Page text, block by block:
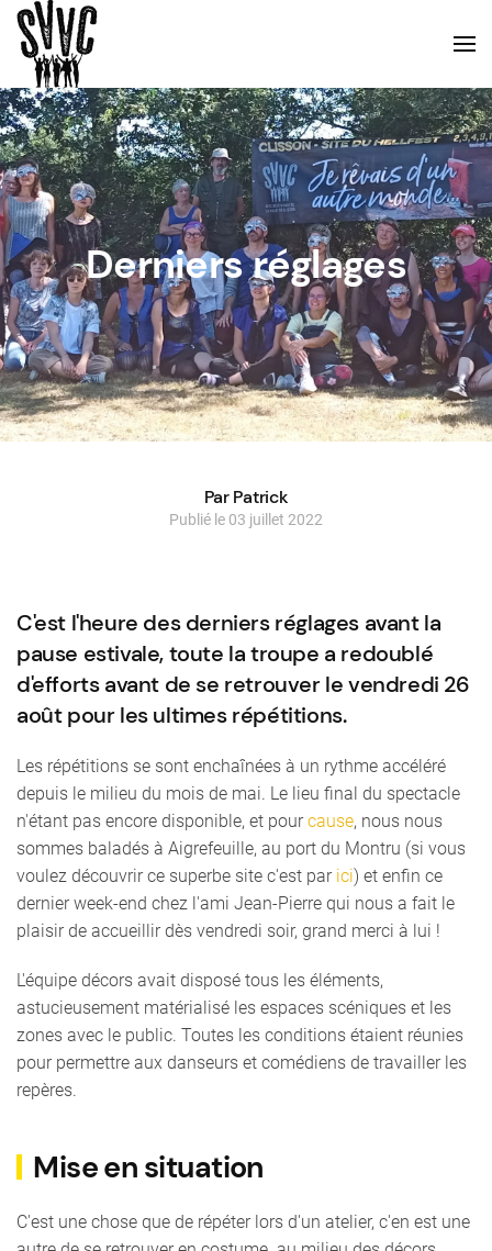
Derniers réglages
Par Patrick
Publié le 03 juillet 2022
C'est l'heure des derniers réglages avant la
pause estivale, toute la troupe a redoublé
d'efforts avant de se retrouver le vendredi 26
août pour les ultimes répétitions.
Les répétitions se sont enchaînées à un rythme accéléré
depuis le milieu du mois de mai. Le lieu final du spectacle
n'étant pas encore disponible, et pourcause, nous nous
sommes baladés à Aigrefeuille, au port du Montru (si vous
voulez découvrir ce superbe site c'est par ici) et enfin ce
dernier week-end chez l'ami Jean-Pierre qui nous a fait le
plaisir de accueillir dès vendredi soir, grand merci à lui !
L'équipe décors avait disposé tous les éléments,
astucieusement matérialisé les espaces scéniques et les
zones avec le public. Toutes les conditions étaient réunies
pour permettre aux danseurs et comédiens de travailler les
repères.
Mise en situation
C'est une chose que de répéter lors d'un atelier, c'en est une